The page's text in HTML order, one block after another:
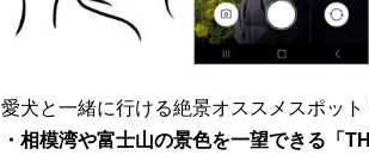
愛犬と一緒に行ける絶景オススメスポット
・相模湾や富士山の景色を一望できる「